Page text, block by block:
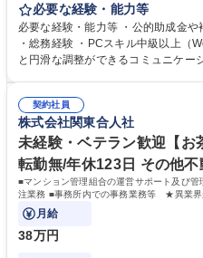
当者として業務を覚えていただき、
ジションとして活躍いただくことを期待していま
プの業務内容】 ・人事制度関連 ・
怠管理 ・官公庁への各種提出 ・法
管理 ・福利厚生関連 ・職員からの
業務全般 募集職種 【東京／文京区】公益財団法人の総務人事業務／年間
休日125日
必要な経験・能力等
必要な経験・能力等 ・公的助成金
・総務経験 ・PCスキル中級以上（
と円滑な調整ができるコミュニケーション
契約社員
株式会社関東合人社
未経験・ベテラン歓迎【お
転勤無/年休123日 その他
■マンション管理組合の運営サポート及び
注業務 ■事務所内での事務業務等 ★異業界
月給
38万円